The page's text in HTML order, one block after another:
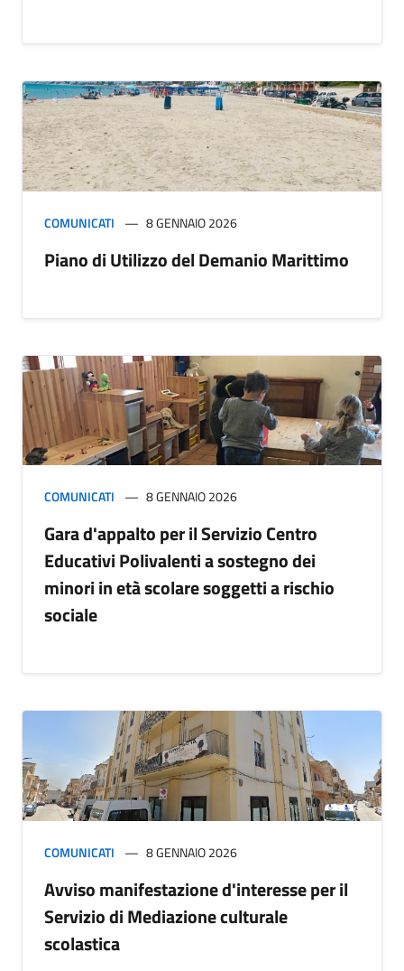
COMUNICATI 8 GENNAIO 2026
Piano di Utilizzo del Demanio Marittimo
COMUNICATI 8 GENNAIO 2026
Gara d'appalto per il Servizio Centro
Educativi Polivalenti a sostegno dei
minori in età scolare soggetti a rischio
sociale
COMUNICATI 8 GENNAIO 2026
Avviso manifestazione d'interesse per il
Servizio di Mediazione culturale
scolastica